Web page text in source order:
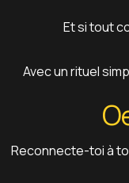
Et si tout
Avec un rituel
Reconnecte-toi à